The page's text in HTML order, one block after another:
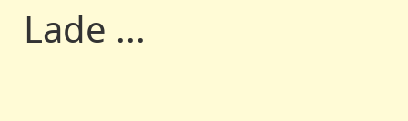
Lade ...